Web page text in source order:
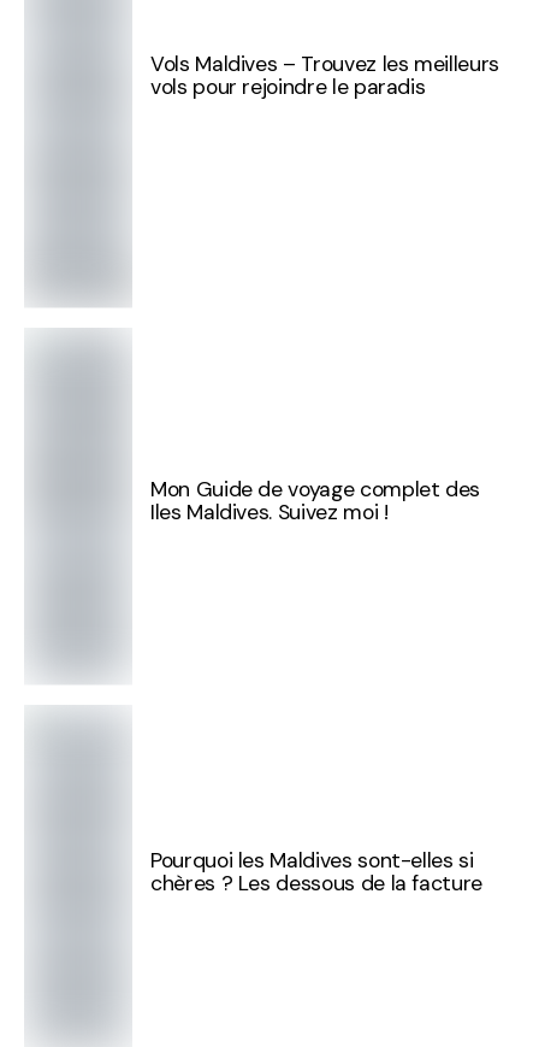
Vols Maldives – Trouvez les meilleurs
vols pour rejoindre le paradis
Mon Guide de voyage complet des
Iles Maldives. Suivez moi !
Pourquoi les Maldives sont-elles si
chères ? Les dessous de la facture